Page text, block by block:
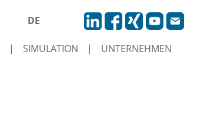
DE
| SIMULATION | UNTERNEHMEN